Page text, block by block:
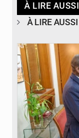
À LIRE AUSSI
À LIRE AUSSI